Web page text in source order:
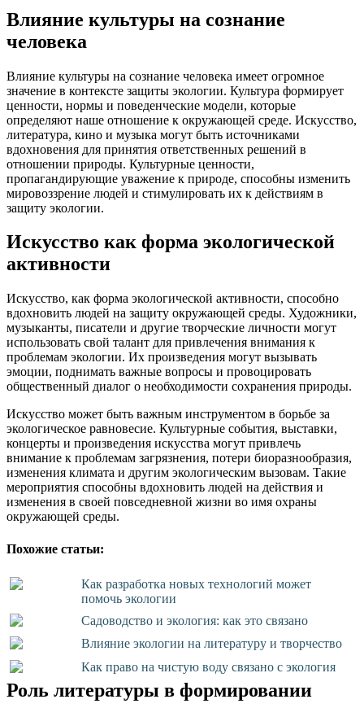
Влияние культуры на сознание
человека
Влияние культуры на сознание человека имеет огромное
значение в контексте защиты экологии. Культура формирует
ценности, нормы и поведенческие модели, которые
определяют наше отношение к окружающей среде. Искусство,
литература, кино и музыка могут быть источниками
вдохновения для принятия ответственных решений в
отношении природы. Культурные ценности,
пропагандирующие уважение к природе, способны изменить
мировоззрение людей и стимулировать их к действиям в
защиту экологии.
Искусство как форма экологической
активности
Искусство, как форма экологической активности, способно
вдохновить людей на защиту окружающей среды. Художники,
музыканты, писатели и другие творческие личности могут
использовать свой талант для привлечения внимания к
проблемам экологии. Их произведения могут вызывать
эмоции, поднимать важные вопросы и провоцировать
общественный диалог о необходимости сохранения природы.
Искусство может быть важным инструментом в борьбе за
экологическое равновесие. Культурные события, выставки,
концерты и произведения искусства могут привлечь
внимание к проблемам загрязнения, потери биоразнообразия,
изменения климата и другим экологическим вызовам. Такие
мероприятия способны вдохновить людей на действия и
изменения в своей повседневной жизни во имя охраны
окружающей среды.
Похожие статьи:
Как разработка новых технологий может
помочь экологии
Садоводство и экология: как это связано
Влияние экологии на литературу и творчество
Как право на чистую воду связано с экология
Роль литературы в формировании